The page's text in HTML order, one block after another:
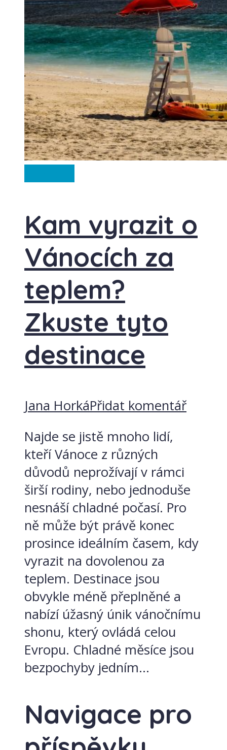
Kam vyrazit o
Vánocích za
teplem?
Zkuste tyto
destinace
Jana HorkáPřidat komentář
Najde se jistě mnoho lidí,
kteří Vánoce z různých
důvodů neprožívají v rámci
širší rodiny, nebo jednoduše
nesnáší chladné počasí. Pro
ně může být právě konec
prosince ideálním časem, kdy
vyrazit na dovolenou za
teplem. Destinace jsou
obvykle méně přeplněné a
nabízí úžasný únik vánočnímu
shonu, který ovládá celou
Evropu. Chladné měsíce jsou
bezpochyby jedním...
Navigace pro